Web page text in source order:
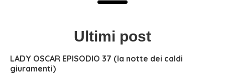
Ultimi post
LADY OSCAR EPISODIO 37 (la notte dei caldi
giuramenti)